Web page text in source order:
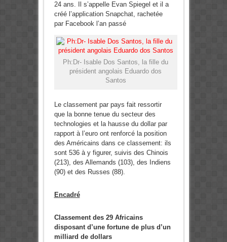
24 ans. Il s’appelle Evan Spiegel et il a
créé l’application Snapchat, rachetée
par Facebook l’an passé
Ph:Dr- Isable Dos Santos, la fille du
président angolais Eduardo dos
Santos
Le classement par pays fait ressortir
que la bonne tenue du secteur des
technologies et la hausse du dollar par
rapport à l’euro ont renforcé la position
des Américains dans ce classement: ils
sont 536 à y figurer, suivis des Chinois
(213), des Allemands (103), des Indiens
(90) et des Russes (88).
Encadré
Classement des 29 Africains
disposant d’une fortune de plus d’un
milliard de dollars